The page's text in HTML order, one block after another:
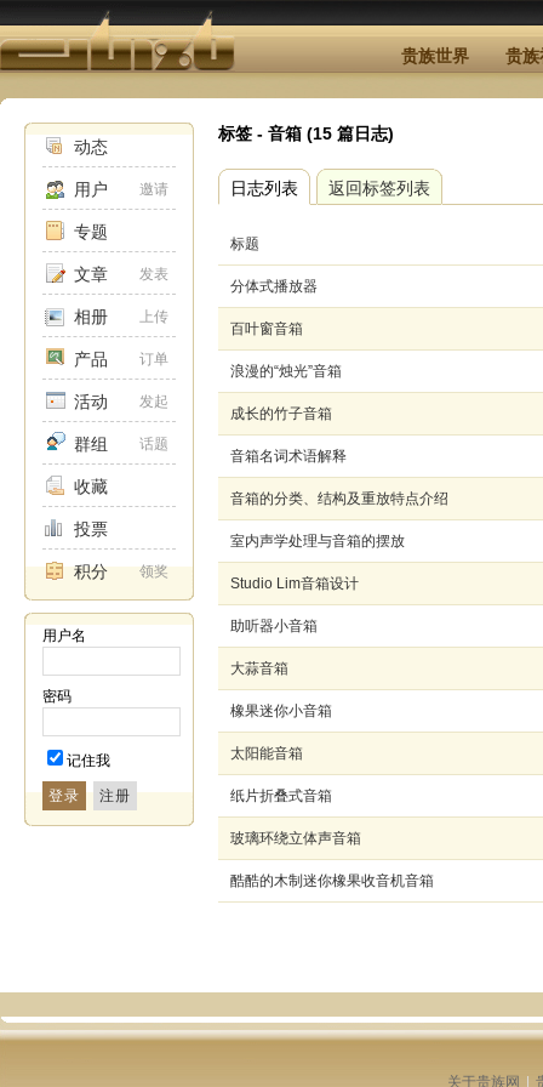
贵族世界 贵族
动态
用户 邀请
专题
文章 发表
相册 上传
产品 订单
活动 发起
群组 话题
收藏
投票
积分 领奖
用户名
密码
记住我
登录
标签 - 音箱 (15 篇日志)
日志列表 返回标签列表
标题
分体式播放器
百叶窗音箱
浪漫的“烛光”音箱
成长的竹子音箱
音箱名词术语解释
音箱的分类、结构及重放特点介绍
室内声学处理与音箱的摆放
Studio Lim音箱设计
助听器小音箱
大蒜音箱
橡果迷你小音箱
太阳能音箱
纸片折叠式音箱
玻璃环绕立体声音箱
酷酷的木制迷你橡果收音机音箱
关于贵族网